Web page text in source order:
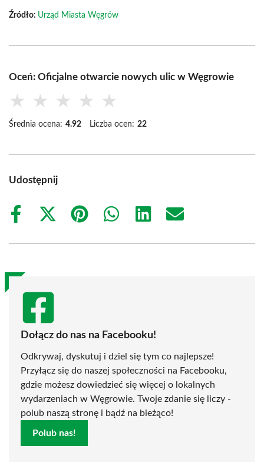
Źródło: Urząd Miasta Węgrów
Oceń: Oficjalne otwarcie nowych ulic w Węgrowie
★ ★ ★ ★ ★
Średnia ocena: 4.92 Liczba ocen: 22
Udostępnij
Share
Share
(Twitter)
Share
Share
Share
Share
Dołącz do nas na Facebooku!
Odkrywaj, dyskutuj i dziel się tym co najlepsze!
Przyłącz się do naszej społeczności na Facebooku,
gdzie możesz dowiedzieć się więcej o lokalnych
wydarzeniach w Węgrowie. Twoje zdanie się liczy -
polub naszą stronę i bądź na bieżąco!
Polub nas!